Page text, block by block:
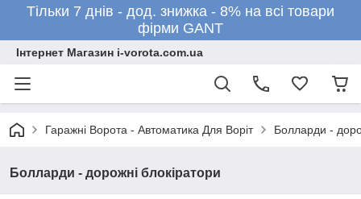
Тільки 7 днів - дод. знижка - 8% на всі товари
фірми GANT
Інтернет Магазин i-vorota.com.ua
Гаражні Ворота - Автоматика Для Воріт Болларди -
Болларди - дорожні блокіратори